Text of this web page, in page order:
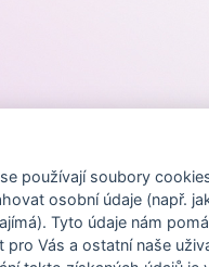
používají soubory
osobní údaje (např.
Tyto údaje nám
Vás a ostatní naše